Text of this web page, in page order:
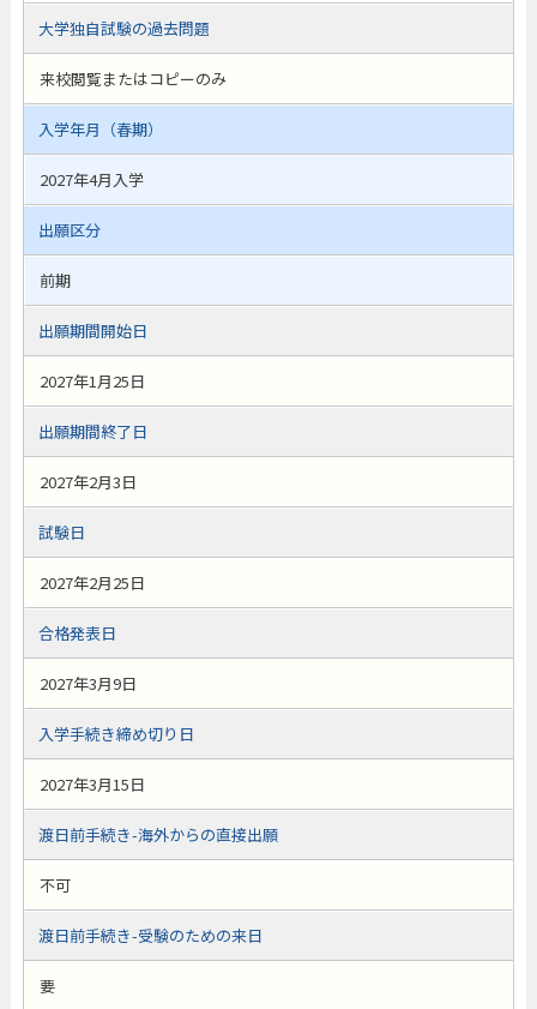
大学独自試験の過去問題
来校閲覧またはコピーのみ
入学年月（春期）
2027年4月入学
出願区分
前期
出願期間開始日
2027年1月25日
出願期間終了日
2027年2月3日
試験日
2027年2月25日
合格発表日
2027年3月9日
入学手続き締め切り日
2027年3月15日
渡日前手続き-海外からの直接出願
不可
渡日前手続き-受験のための来日
要